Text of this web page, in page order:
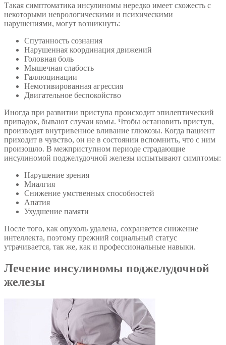
Такая симптоматика инсулиномы нередко имеет схожесть с
некоторыми неврологическими и психическими
нарушениями, могут возникнуть:
Спутанность сознания
Нарушенная координация движений
Головная боль
Мышечная слабость
Галлюцинации
Немотивированная агрессия
Двигательное беспокойство
Иногда при развитии приступа происходит эпилептический
припадок, бывают случаи комы. Чтобы остановить приступ,
производят внутривенное вливание глюкозы. Когда пациент
приходит в чувство, он не в состоянии вспомнить, что с ним
произошло. В межприступном периоде страдающие
инсулиномой поджелудочной железы испытывают симптомы:
Нарушение зрения
Миалгия
Снижение умственных способностей
Апатия
Ухудшение памяти
После того, как опухоль удалена, сохраняется снижение
интеллекта, поэтому прежний социальный статус
утрачивается, так же, как и профессиональные навыки.
Лечение инсулиномы поджелудочной
железы